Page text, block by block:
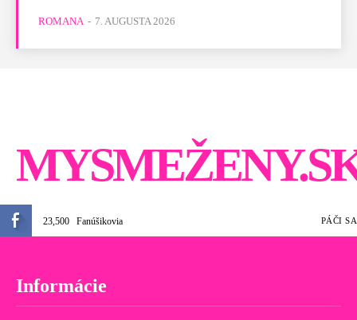
ROMANA - 7. AUGUSTA 2026
23,500 Fanúšikovia PÁČI SA
Informácie